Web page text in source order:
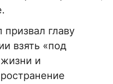
главу
взять «под
и